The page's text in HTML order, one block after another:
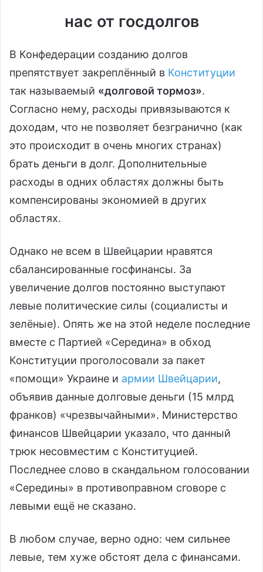
нас от госдолгов
В Конфедерации созданию долгов
препятствует закреплённый в Конституции
так называемый «долговой тормоз».
Согласно нему, расходы привязываются к
доходам, что не позволяет безгранично (как
это происходит в очень многих странах)
брать деньги в долг. Дополнительные
расходы в одних областях должны быть
компенсированы экономией в других
областях.
Однако не всем в Швейцарии нравятся
сбалансированные госфинансы. За
увеличение долгов постоянно выступают
левые политические силы (социалисты и
зелёные). Опять же на этой неделе последние
вместе с Партией «Середина» в обход
Конституции проголосовали за пакет
«помощи» Украине и армии Швейцарии,
объявив данные долговые деньги (15 млрд
франков) «чрезвычайными». Министерство
финансов Швейцарии указало, что данный
трюк несовместим с Конституцией.
Последнее слово в скандальном голосовании
«Середины» в противоправном сговоре с
левыми ещё не сказано.
В любом случае, верно одно: чем сильнее
левые, тем хуже обстоят дела с финансами.